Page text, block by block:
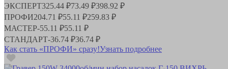
ЭКСПЕРТ325.44 ₽73.49 ₽398.92 ₽
ПРОФИ204.71 ₽55.11 ₽259.83 ₽
МАСТЕР-55.11 ₽55.11 ₽
СТАНДАРТ-36.74 ₽36.74 ₽
Как стать «ПРОФИ» сразу!Узнать подробнее